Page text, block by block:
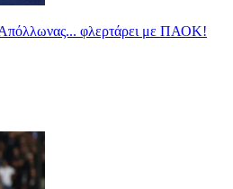
Απόλλωνας... φλερτάρει με ΠΑΟΚ!